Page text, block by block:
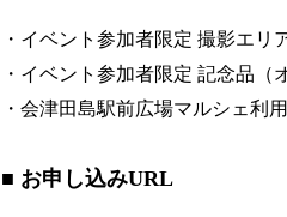
・イベント参加者限定 撮影エ
・イベント参加者限定 記念品（
・会津田島駅前広場マルシェ利
■ お申し込みURL